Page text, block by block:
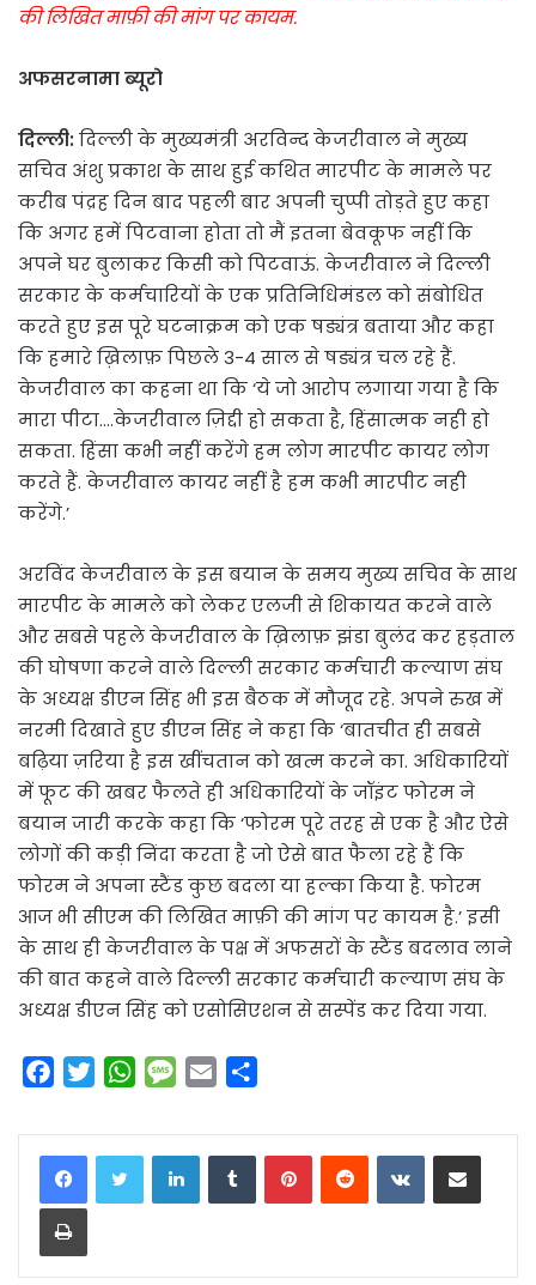
की लिखित माफ़ी की मांग पर कायम.
अफसरनामा ब्यूरो
दिल्ली: दिल्ली के मुख्यमंत्री अरविन्द केजरीवाल ने मुख्य
सचिव अंशु प्रकाश के साथ हुई कथित मारपीट के मामले पर
करीब पंद्रह दिन बाद पहली बार अपनी चुप्पी तोड़ते हुए कहा
कि अगर हमें पिटवाना होता तो मैं इतना बेवकूफ नहीं कि
अपने घर बुलाकर किसी को पिटवाऊं. केजरीवाल ने दिल्ली
सरकार के कर्मचारियों के एक प्रतिनिधिमंडल को संबोधित
करते हुए इस पूरे घटनाक्रम को एक षड्यंत्र बताया और कहा
कि हमारे ख़िलाफ़ पिछले 3-4 साल से षड्यंत्र चल रहे हैं.
केजरीवाल का कहना था कि ‘ये जो आरोप लगाया गया है कि
मारा पीटा….केजरीवाल ज़िद्दी हो सकता है, हिंसात्मक नही हो
सकता. हिंसा कभी नहीं करेंगे हम लोग मारपीट कायर लोग
करते हैं. केजरीवाल कायर नहीं है हम कभी मारपीट नही
करेंगे.’
अरविंद केजरीवाल के इस बयान के समय मुख्य सचिव के साथ
मारपीट के मामले को लेकर एलजी से शिकायत करने वाले
और सबसे पहले केजरीवाल के ख़िलाफ़ झंडा बुलंद कर हड़ताल
की घोषणा करने वाले दिल्ली सरकार कर्मचारी कल्याण संघ
के अध्यक्ष डीएन सिंह भी इस बैठक में मौजूद रहे. अपने रुख में
नरमी दिखाते हुए डीएन सिंह ने कहा कि ‘बातचीत ही सबसे
बढ़िया ज़रिया है इस खींचतान को खत्म करने का. अधिकारियों
में फूट की खबर फैलते ही अधिकारियों के जॉइंट फोरम ने
बयान जारी करके कहा कि ‘फोरम पूरे तरह से एक है और ऐसे
लोगों की कड़ी निंदा करता है जो ऐसे बात फैला रहे हैं कि
फोरम ने अपना स्टैंड कुछ बदला या हल्का किया है. फोरम
आज भी सीएम की लिखित माफ़ी की मांग पर कायम है.’ इसी
के साथ ही केजरीवाल के पक्ष में अफसरों के स्टैंड बदलाव लाने
की बात कहने वाले दिल्ली सरकार कर्मचारी कल्याण संघ के
अध्यक्ष डीएन सिंह को एसोसिएशन से सस्पेंड कर दिया गया.
c
e
b
o
o
i
t
t
W
a
t
s
M
s
s
a
a
i
a
r
e
LinkedInTumblrPinterestReddit VKontakteShare via Email
Print